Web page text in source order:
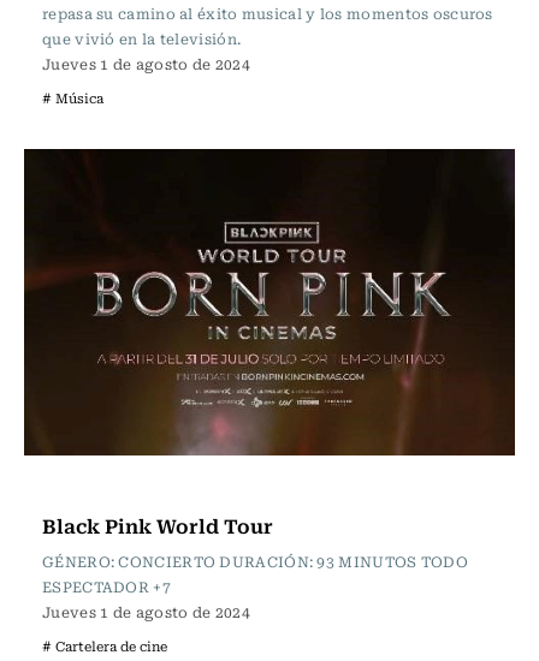
repasa su camino al éxito musical y los momentos oscuros
que vivió en la televisión.
Jueves 1 de agosto de 2024
# Música
Black Pink World Tour
GÉNERO: CONCIERTO DURACIÓN: 93 MINUTOS TODO
ESPECTADOR +7
Jueves 1 de agosto de 2024
# Cartelera de cine